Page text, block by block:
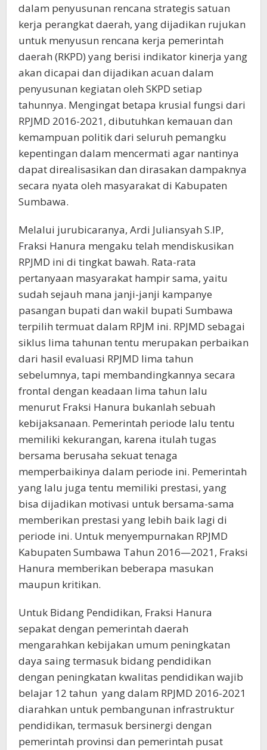
dalam penyusunan rencana strategis satuan
kerja perangkat daerah, yang dijadikan rujukan
untuk menyusun rencana kerja pemerintah
daerah (RKPD) yang berisi indikator kinerja yang
akan dicapai dan dijadikan acuan dalam
penyusunan kegiatan oleh SKPD setiap
tahunnya. Mengingat betapa krusial fungsi dari
RPJMD 2016-2021, dibutuhkan kemauan dan
kemampuan politik dari seluruh pemangku
kepentingan dalam mencermati agar nantinya
dapat direalisasikan dan dirasakan dampaknya
secara nyata oleh masyarakat di Kabupaten
Sumbawa.
Melalui jurubicaranya, Ardi Juliansyah S.IP,
Fraksi Hanura mengaku telah mendiskusikan
RPJMD ini di tingkat bawah. Rata-rata
pertanyaan masyarakat hampir sama, yaitu
sudah sejauh mana janji-janji kampanye
pasangan bupati dan wakil bupati Sumbawa
terpilih termuat dalam RPJM ini. RPJMD sebagai
siklus lima tahunan tentu merupakan perbaikan
dari hasil evaluasi RPJMD lima tahun
sebelumnya, tapi membandingkannya secara
frontal dengan keadaan lima tahun lalu
menurut Fraksi Hanura bukanlah sebuah
kebijaksanaan. Pemerintah periode lalu tentu
memiliki kekurangan, karena itulah tugas
bersama berusaha sekuat tenaga
memperbaikinya dalam periode ini. Pemerintah
yang lalu juga tentu memiliki prestasi, yang
bisa dijadikan motivasi untuk bersama-sama
memberikan prestasi yang lebih baik lagi di
periode ini. Untuk menyempurnakan RPJMD
Kabupaten Sumbawa Tahun 2016—2021, Fraksi
Hanura memberikan beberapa masukan
maupun kritikan.
Untuk Bidang Pendidikan, Fraksi Hanura
sepakat dengan pemerintah daerah
mengarahkan kebijakan umum peningkatan
daya saing termasuk bidang pendidikan
dengan peningkatan kwalitas pendidikan wajib
belajar 12 tahun yang dalam RPJMD 2016-2021
diarahkan untuk pembangunan infrastruktur
pendidikan, termasuk bersinergi dengan
pemerintah provinsi dan pemerintah pusat